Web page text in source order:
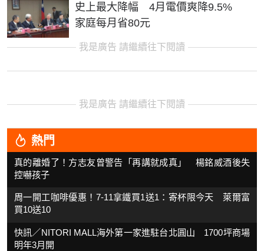
史上最大降幅 4月電價爽降9.5%
家庭每月省80元
我是廣告 請繼續往下閱讀
我是廣告 請繼續往下閱讀
熱門
真的離婚了！方志友曾警告「再講就成真」 楊銘威酒後失
控嚇孩子
周一開工咖啡優惠！7-11拿鐵買1送1：寄杯限今天 萊爾富
買10送10
快訊／NITORI MALL海外第一家進駐台北圓山 1700坪商場
明年3月開